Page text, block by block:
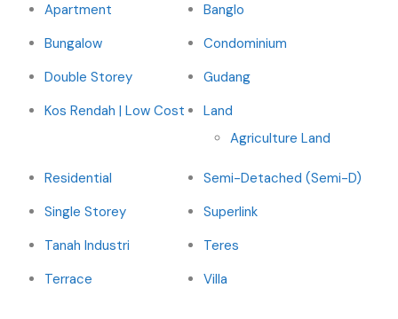
Apartment
Banglo
Bungalow
Condominium
Double Storey
Gudang
Kos Rendah | Low Cost
Land
Agriculture Land
Residential
Semi-Detached (Semi-D)
Single Storey
Superlink
Tanah Industri
Teres
Terrace
Villa